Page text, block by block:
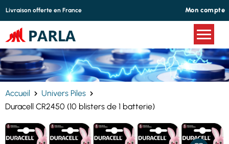
Livraison offerte en France Mon compte
Accueil
Univers Piles
Duracell CR2450 (10 blisters de 1 batterie)
Panneau de gestion des cookies